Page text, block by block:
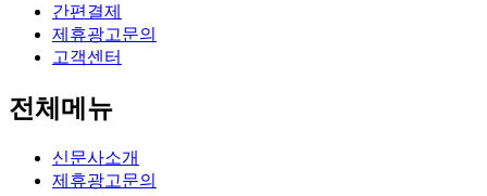
간편결제
제휴광고문의
고객센터
전체메뉴
신문사소개
제휴광고문의